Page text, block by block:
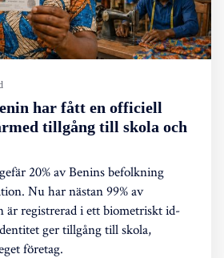
har fått en officiell
tillgång till skola och
20% av Benins befolkning
Nu har nästan 99% av
är registrerad i ett biometriskt id-
ger tillgång till skola,
företag.